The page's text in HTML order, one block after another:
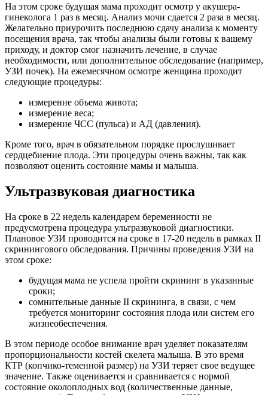
На этом сроке будущая мама проходит осмотр у акушера-
гинеколога 1 раз в месяц. Анализ мочи сдается 2 раза в месяц.
Желательно приурочить последнюю сдачу анализа к моменту
посещения врача, так чтобы анализы были готовы к вашему
приходу, и доктор смог назначить лечение, в случае
необходимости, или дополнительное обследование (например,
УЗИ почек). На ежемесячном осмотре женщина проходит
следующие процедуры:
измерение объема живота;
измерение веса;
измерение ЧСС (пульса) и АД (давления).
Кроме того, врач в обязательном порядке прослушивает
сердцебиение плода. Эти процедуры очень важны, так как
позволяют оценить состояние мамы и малыша.
Ультразвуковая диагностика
На сроке в 22 недель календарем беременности не
предусмотрена процедура ультразвуковой диагностики.
Плановое УЗИ проводится на сроке в 17-20 недель в рамках II
скринингового обследования. Причины проведения УЗИ на
этом сроке:
будущая мама не успела пройти скрининг в указанные
сроки;
сомнительные данные II скрининга, в связи, с чем
требуется мониторинг состояния плода или систем его
жизнеобеспечения.
В этом периоде особое внимание врач уделяет показателям
пропорциональности костей скелета малыша. В это время
КТР (копчико-теменной размер) на УЗИ теряет свое ведущее
значение. Также оценивается и сравнивается с нормой
состояние околоплодных вод (количественные данные,